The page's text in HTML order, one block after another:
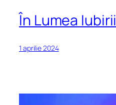
În Lumea Iubirii
1 aprilie 2024